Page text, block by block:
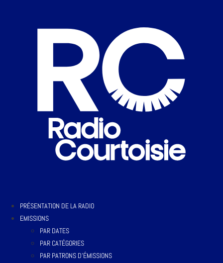
PRÉSENTATION DE LA RADIO
EMISSIONS
PAR DATES
PAR CATÉGORIES
PAR PATRONS D’ÉMISSIONS